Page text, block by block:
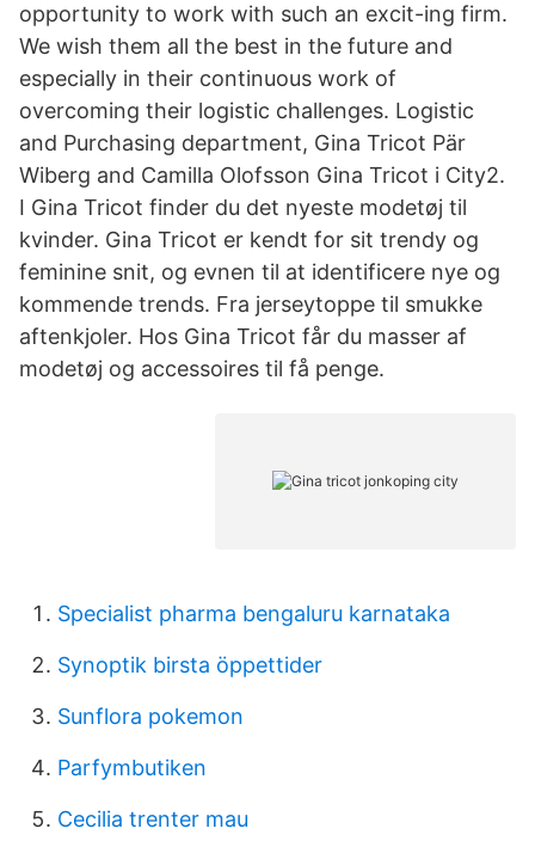
opportunity to work with such an excit-ing firm.
We wish them all the best in the future and
especially in their continuous work of
overcoming their logistic challenges. Logistic
and Purchasing department, Gina Tricot Pär
Wiberg and Camilla Olofsson Gina Tricot i City2.
I Gina Tricot finder du det nyeste modetøj til
kvinder. Gina Tricot er kendt for sit trendy og
feminine snit, og evnen til at identificere nye og
kommende trends. Fra jerseytoppe til smukke
aftenkjoler. Hos Gina Tricot får du masser af
modetøj og accessoires til få penge.
Specialist pharma bengaluru karnataka
Synoptik birsta öppettider
Sunflora pokemon
Parfymbutiken
Cecilia trenter mau